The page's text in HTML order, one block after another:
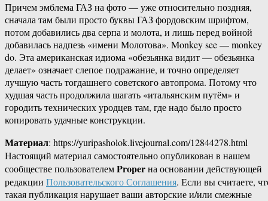
Причем эмблема ГАЗ на фото — уже относительно поздняя,
сначала там были просто буквы ГАЗ фордовским шрифтом,
потом добавились два серпа и молота, и лишь перед войной
добавилась надпезь «имени Молотова». Monkey see — monkey
do. Эта американская идиома «обезьянка видит — обезьянка
делает» означает слепое подражание, и точно определяет
лучшую часть тогдашнего советского автопрома. Потому что
худшая часть продолжила шагать «итальянским путём» и
городить технических уродцев там, где надо было просто
копировать удачные конструкции.
Материал: https://yuripasholok.livejournal.com/12844278.html
Настоящий материал самостоятельно опубликован в нашем
сообществе пользователемProperна основании действующей
редакции Пользовательского Соглашения. Если вы считаете,
такая публикация нарушает ваши авторские и/или смежные